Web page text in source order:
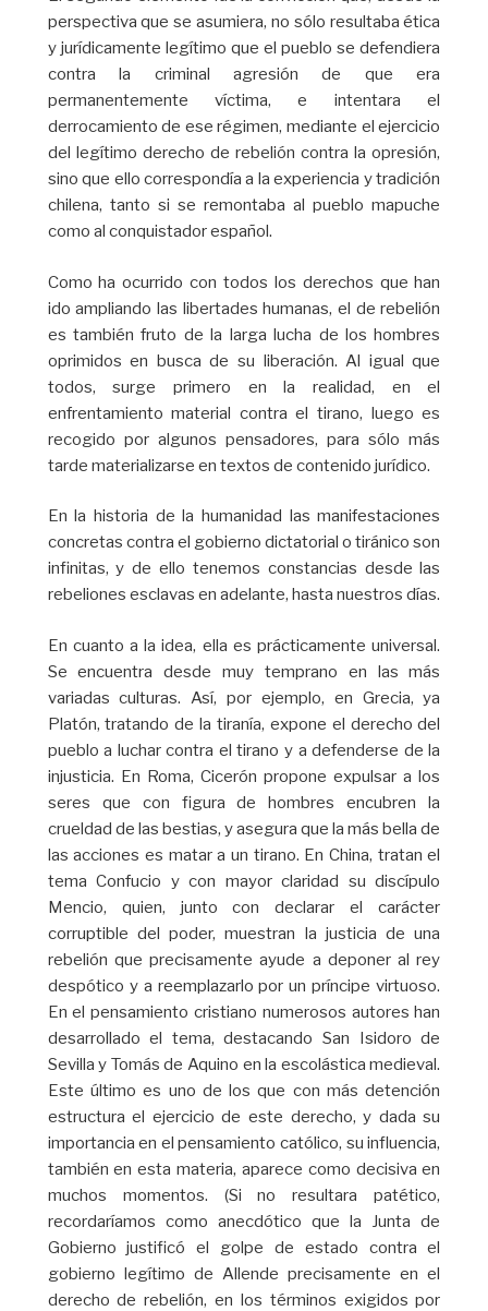
perspectiva que se asumiera, no sólo resultaba ética
y jurídicamente legítimo que el pueblo se defendiera
contra la criminal agresión de que era
permanentemente víctima, e intentara el
derrocamiento de ese régimen, mediante el ejercicio
del legítimo derecho de rebelión contra la opresión,
sino que ello correspondía a la experiencia y tradición
chilena, tanto si se remontaba al pueblo mapuche
como al conquistador español.
Como ha ocurrido con todos los derechos que han
ido ampliando las libertades humanas, el de rebelión
es también fruto de la larga lucha de los hombres
oprimidos en busca de su liberación. Al igual que
todos, surge primero en la realidad, en el
enfrentamiento material contra el tirano, luego es
recogido por algunos pensadores, para sólo más
tarde materializarse en textos de contenido jurídico.
En la historia de la humanidad las manifestaciones
concretas contra el gobierno dictatorial o tiránico son
infinitas, y de ello tenemos constancias desde las
rebeliones esclavas en adelante, hasta nuestros días.
En cuanto a la idea, ella es prácticamente universal.
Se encuentra desde muy temprano en las más
variadas culturas. Así, por ejemplo, en Grecia, ya
Platón, tratando de la tiranía, expone el derecho del
pueblo a luchar contra el tirano y a defenderse de la
injusticia. En Roma, Cicerón propone expulsar a los
seres que con figura de hombres encubren la
crueldad de las bestias, y asegura que la más bella de
las acciones es matar a un tirano. En China, tratan el
tema Confucio y con mayor claridad su discípulo
Mencio, quien, junto con declarar el carácter
corruptible del poder, muestran la justicia de una
rebelión que precisamente ayude a deponer al rey
despótico y a reemplazarlo por un príncipe virtuoso.
En el pensamiento cristiano numerosos autores han
desarrollado el tema, destacando San Isidoro de
Sevilla y Tomás de Aquino en la escolástica medieval.
Este último es uno de los que con más detención
estructura el ejercicio de este derecho, y dada su
importancia en el pensamiento católico, su influencia,
también en esta materia, aparece como decisiva en
muchos momentos. (Si no resultara patético,
recordaríamos como anecdótico que la Junta de
Gobierno justificó el golpe de estado contra el
gobierno legítimo de Allende precisamente en el
derecho de rebelión, en los términos exigidos por